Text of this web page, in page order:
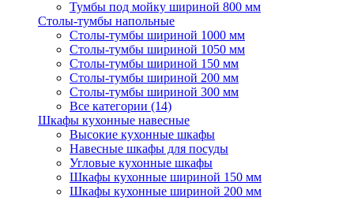
Тумбы под мойку шириной 800 мм
Столы-тумбы напольные
Столы-тумбы шириной 1000 мм
Столы-тумбы шириной 1050 мм
Столы-тумбы шириной 150 мм
Столы-тумбы шириной 200 мм
Столы-тумбы шириной 300 мм
Все категории (14)
Шкафы кухонные навесные
Высокие кухонные шкафы
Навесные шкафы для посуды
Угловые кухонные шкафы
Шкафы кухонные шириной 150 мм
Шкафы кухонные шириной 200 мм